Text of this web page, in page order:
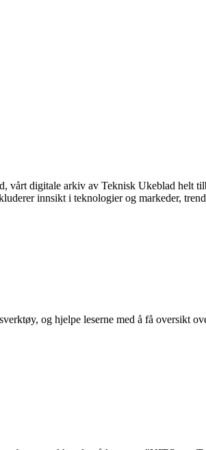
digitale arkiv av Teknisk Ukeblad helt
innsikt i teknologier og markeder,
og hjelpe leserne med å få oversikt